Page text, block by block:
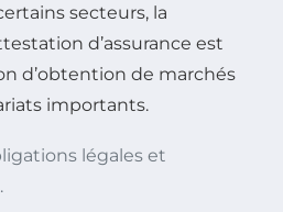
secteurs, la
d’assurance est
d’obtention de marchés
importants.
légales et